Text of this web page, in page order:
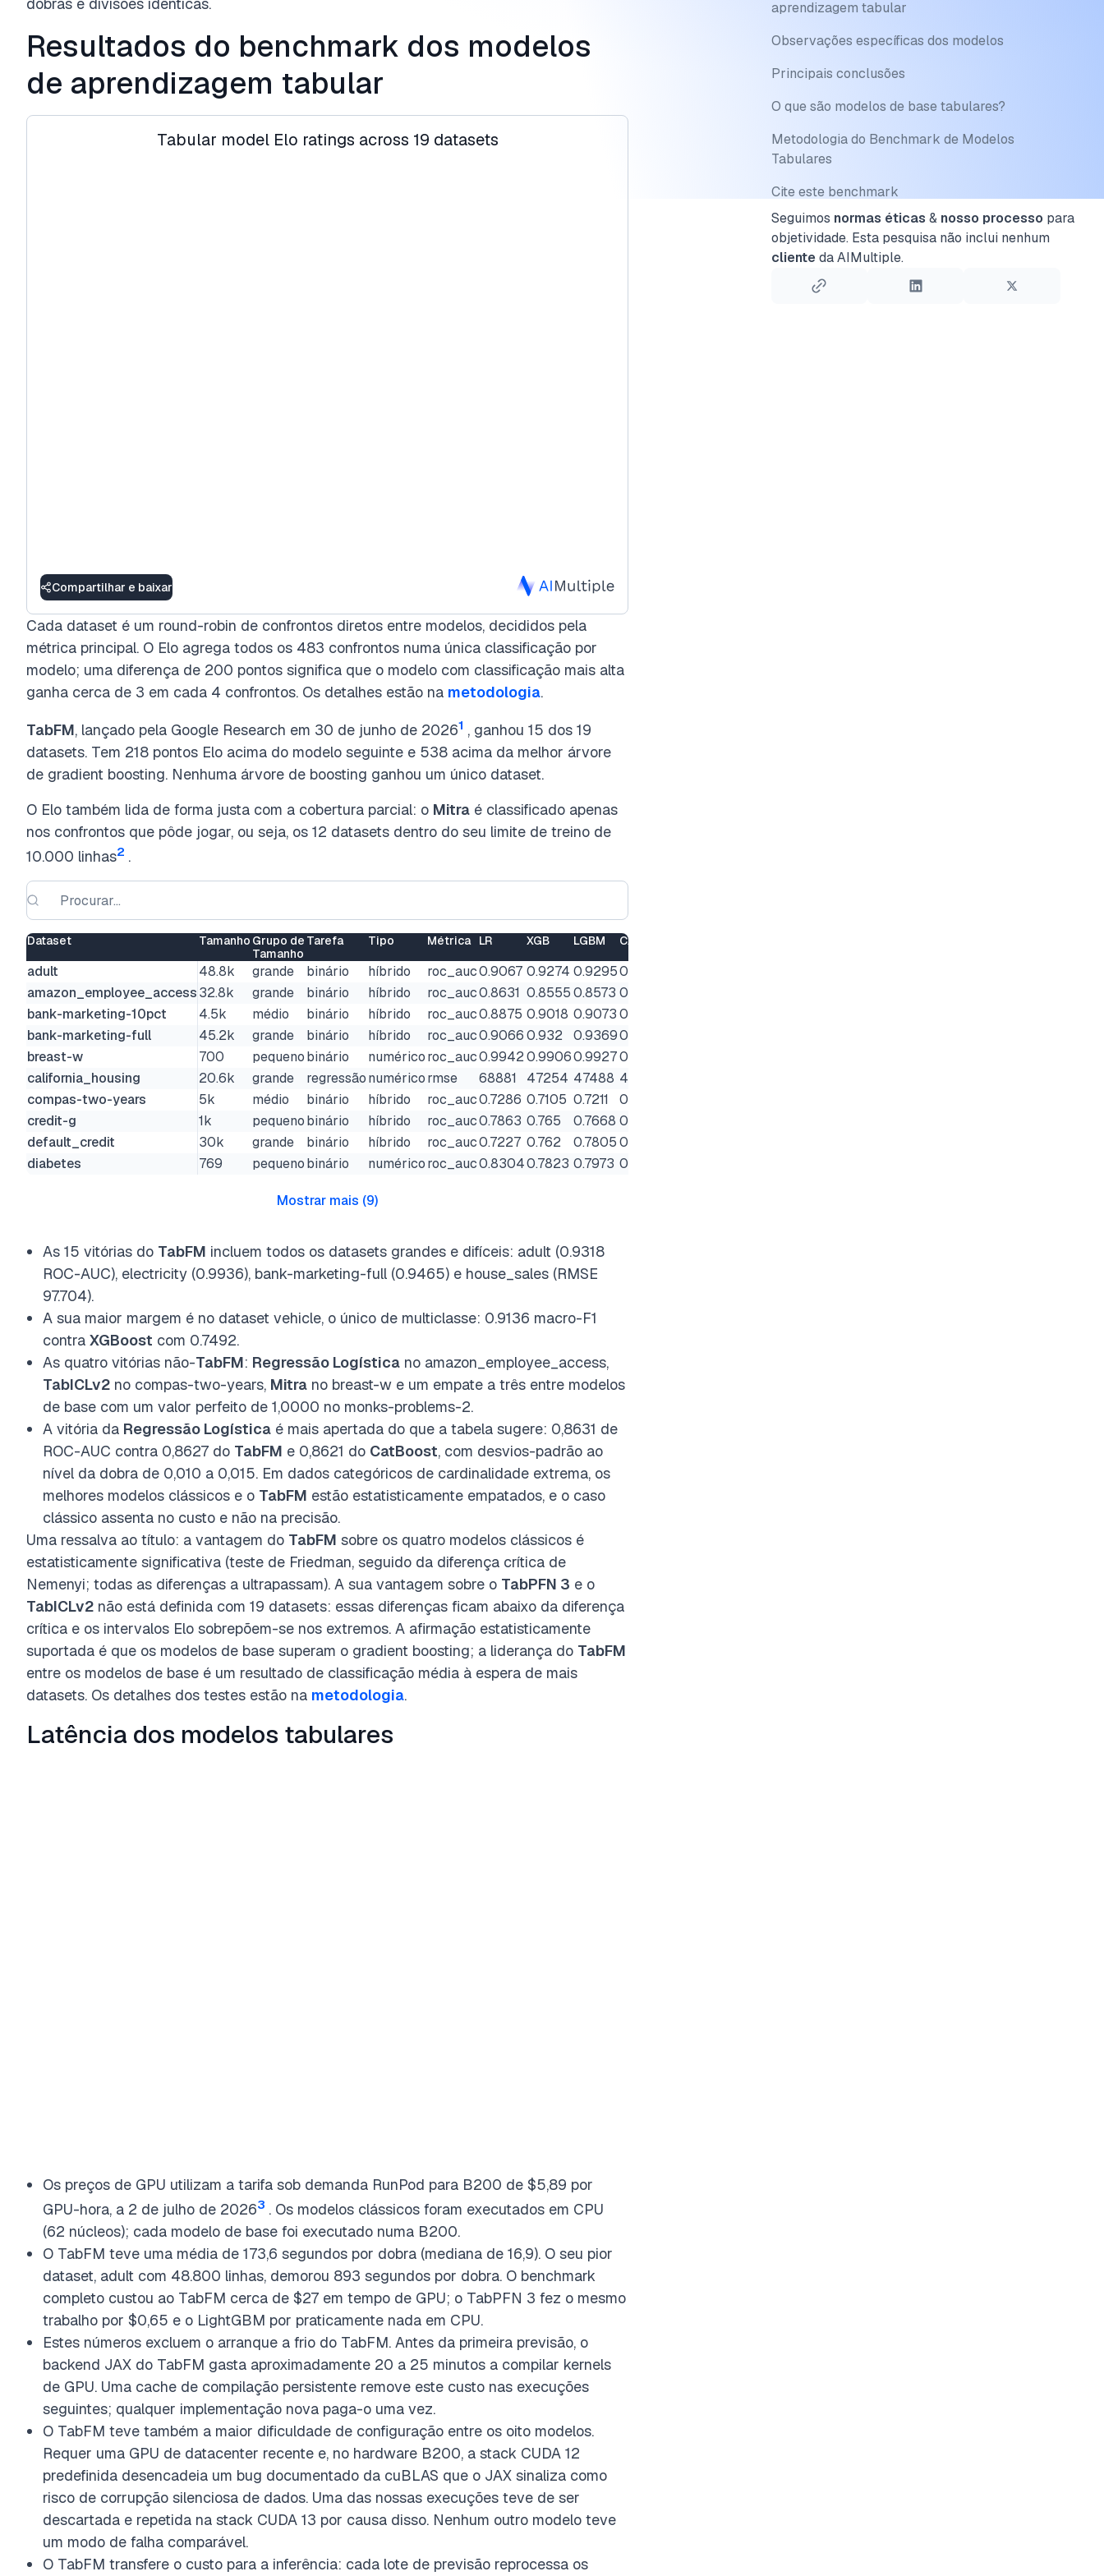
Resultados do benchmark dos modelos
de aprendizagem tabular
Tabular model Elo ratings across 19 datasets
Compartilhar e baixar
Cada dataset é um round-robin de confrontos diretos entre modelos, decididos pela
métrica principal. O Elo agrega todos os 483 confrontos numa única classificação por
modelo; uma diferença de 200 pontos significa que o modelo com classificação mais alta
ganha cerca de 3 em cada 4 confrontos. Os detalhes estão na metodologia.
TabFM, lançado pela Google Research em 30 de junho de 20261 , ganhou 15 dos 19
datasets. Tem 218 pontos Elo acima do modelo seguinte e 538 acima da melhor árvore
de gradient boosting. Nenhuma árvore de boosting ganhou um único dataset.
O Elo também lida de forma justa com a cobertura parcial: o Mitra é classificado apenas
nos confrontos que pôde jogar, ou seja, os 12 datasets dentro do seu limite de treino de
10.000 linhas2 .
Dataset Tamanho Grupo de
Tamanho
Tarefa Tipo Métrica LR XGB LGBM CAT
adult 48.8k grande binário híbrido roc_auc0.9067 0.9274 0.92950.9277
amazon_employee_access32.8k grande binário híbrido roc_auc0.8631 0.85550.8573 0.8621
bank-marketing-10pct
4.5k médio binário híbrido roc_auc0.8875 0.9018 0.90730.9069
bank-marketing-full
45.2k grande binário híbrido roc_auc0.90660.932 0.93690.934
breast-w
700 pequenobinário numéricoroc_auc0.99420.99060.99270.9921
california_housing
20.6k grande regressãonuméricormse 68881 47254 47488 47885
compas-two-years
5k médio binário híbrido roc_auc0.7286 0.7105 0.7211 0.7341
credit-g
1k pequenobinário híbrido roc_auc0.7863 0.765 0.7668 0.7826
default_credit
30k grande binário híbrido roc_auc0.7227 0.762 0.78050.7733
diabetes
769 pequenobinário numéricoroc_auc0.83040.7823 0.7973 0.8326
Mostrar mais (9)
As 15 vitórias do TabFM incluem todos os datasets grandes e difíceis: adult (0.9318
ROC-AUC), electricity (0.9936), bank-marketing-full (0.9465) e house_sales (RMSE
97.704).
A sua maior margem é no dataset vehicle, o único de multiclasse: 0.9136 macro-F1
contra XGBoost com 0.7492.
As quatro vitórias não-TabFM: Regressão Logística no amazon_employee_access,
TabICLv2 no compas-two-years, Mitra no breast-w e um empate a três entre modelos
de base com um valor perfeito de 1,0000 no monks-problems-2.
A vitória da Regressão Logística é mais apertada do que a tabela sugere: 0,8631 de
ROC-AUC contra 0,8627 do TabFM e 0,8621 do CatBoost, com desvios-padrão ao
nível da dobra de 0,010 a 0,015. Em dados categóricos de cardinalidade extrema, os
melhores modelos clássicos e o TabFM estão estatisticamente empatados, e o caso
clássico assenta no custo e não na precisão.
Uma ressalva ao título: a vantagem do TabFM sobre os quatro modelos clássicos é
estatisticamente significativa (teste de Friedman, seguido da diferença crítica de
Nemenyi; todas as diferenças a ultrapassam). A sua vantagem sobre o TabPFN 3 e o
TabICLv2 não está definida com 19 datasets: essas diferenças ficam abaixo da diferença
crítica e os intervalos Elo sobrepõem-se nos extremos. A afirmação estatisticamente
suportada é que os modelos de base superam o gradient boosting; a liderança do TabFM
entre os modelos de base é um resultado de classificação média à espera de mais
datasets. Os detalhes dos testes estão na metodologia.
Latência dos modelos tabulares
Os preços de GPU utilizam a tarifa sob demanda RunPod para B200 de $5,89 por
GPU-hora, a 2 de julho de 20263 . Os modelos clássicos foram executados em CPU
(62 núcleos); cada modelo de base foi executado numa B200.
O TabFM teve uma média de 173,6 segundos por dobra (mediana de 16,9). O seu pior
dataset, adult com 48.800 linhas, demorou 893 segundos por dobra. O benchmark
completo custou ao TabFM cerca de $27 em tempo de GPU; o TabPFN 3 fez o mesmo
trabalho por $0,65 e o LightGBM por praticamente nada em CPU.
Estes números excluem o arranque a frio do TabFM. Antes da primeira previsão, o
backend JAX do TabFM gasta aproximadamente 20 a 25 minutos a compilar kernels
de GPU. Uma cache de compilação persistente remove este custo nas execuções
seguintes; qualquer implementação nova paga-o uma vez.
O TabFM teve também a maior dificuldade de configuração entre os oito modelos.
Requer uma GPU de datacenter recente e, no hardware B200, a stack CUDA 12
predefinida desencadeia um bug documentado da cuBLAS que o JAX sinaliza como
risco de corrupção silenciosa de dados. Uma das nossas execuções teve de ser
descartada e repetida na stack CUDA 13 por causa disso. Nenhum outro modelo teve
um modo de falha comparável.
O TabFM transfere o custo para a inferência: cada lote de previsão reprocessa os
aprendizagem tabular
Observações específicas dos modelos
Principais conclusões
O que são modelos de base tabulares?
Metodologia do Benchmark de Modelos
Tabulares
Cite este benchmark
Seguimos normas éticas & nosso processo para
objetividade. Esta pesquisa não inclui nenhum
cliente da AIMultiple.